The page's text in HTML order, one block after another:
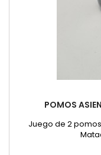
POMOS
Juego de 2